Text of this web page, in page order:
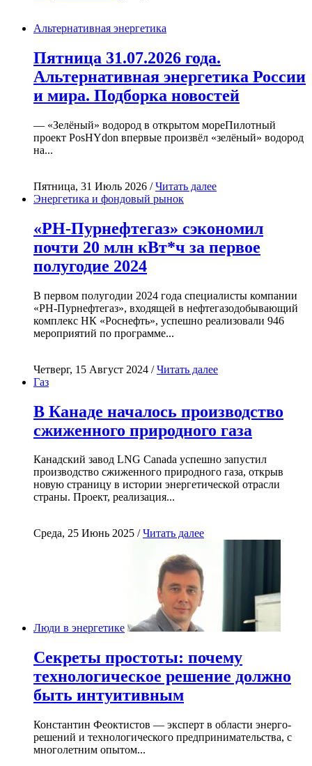
Альтернативная энергетика
Пятница 31.07.2026 года.
Альтернативная энергетика России
и мира. Подборка новостей
— «Зелёный» водород в открытом мореПилотный
проект PosHYdon впервые произвёл «зелёный» водород
на...
Пятница, 31 Июль 2026 /Читать далее
Энергетика и фондовый рынок
«РН-Пурнефтегаз» сэкономил
почти 20 млн кВт*ч за первое
полугодие 2024
В первом полугодии 2024 года специалисты компании
«РН-Пурнефтегаз», входящей в нефтегазодобывающий
комплекс НК «Роснефть», успешно реализовали 946
мероприятий по программе...
Четверг, 15 Август 2024 /Читать далее
Газ
В Канаде началось производство
сжиженного природного газа
Канадский завод LNG Canada успешно запустил
производство сжиженного природного газа, открыв
новую страницу в истории энергетической отрасли
страны. Проект, реализация...
Среда, 25 Июнь 2025 /Читать далее
Люди в энергетике
Секреты простоты: почему
технологическое решение должно
быть интуитивным
Константин Феоктистов — эксперт в области энерго-
решений и технологического предпринимательства, с
многолетним опытом...